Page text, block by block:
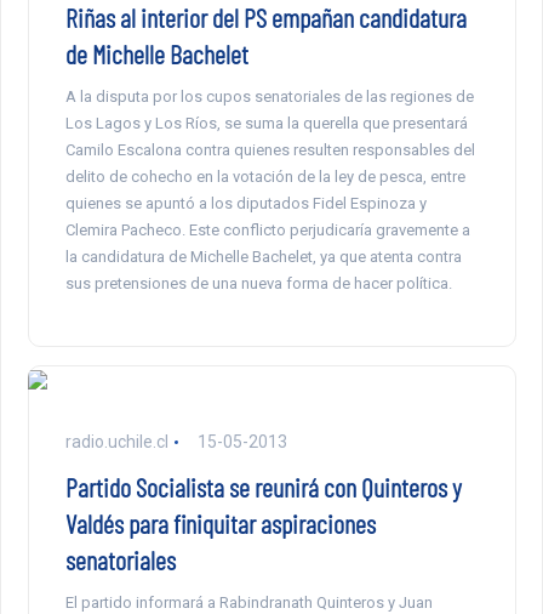
Riñas al interior del PS empañan candidatura
de Michelle Bachelet
A la disputa por los cupos senatoriales de las regiones de
Los Lagos y Los Ríos, se suma la querella que presentará
Camilo Escalona contra quienes resulten responsables del
delito de cohecho en la votación de la ley de pesca, entre
quienes se apuntó a los diputados Fidel Espinoza y
Clemira Pacheco. Este conflicto perjudicaría gravemente a
la candidatura de Michelle Bachelet, ya que atenta contra
sus pretensiones de una nueva forma de hacer política.
radio.uchile.cl 15-05-2013
Partido Socialista se reunirá con Quinteros y
Valdés para finiquitar aspiraciones
senatoriales
El partido informará a Rabindranath Quinteros y Juan